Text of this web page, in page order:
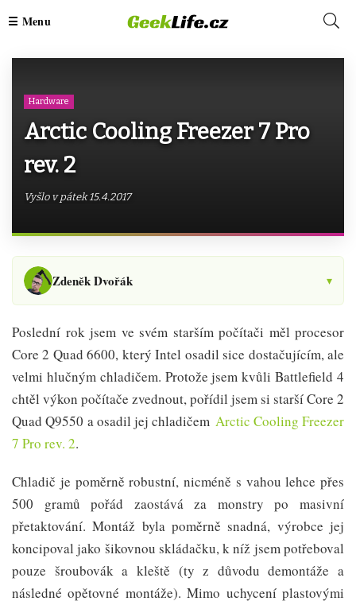
Hardware
Arctic Cooling Freezer 7 Pro
rev. 2
Vyšlo v pátek 15.4.2017
Zdeněk Dvořák ▾
Poslední rok jsem ve svém starším počítači měl procesor
Core 2 Quad 6600, který Intel osadil sice dostačujícím, ale
velmi hlučným chladičem. Protože jsem kvůli Battlefield 4
chtěl výkon počítače zvednout, pořídil jsem si starší Core 2
Quad Q9550 a osadil jej chladičem Arctic Cooling Freezer
7 Pro rev. 2.
Chladič je poměrně robustní, nicméně s vahou lehce přes
500 gramů pořád zaostává za monstry po masivní
přetaktování. Montáž byla poměrně snadná, výrobce jej
koncipoval jako šikovnou skládačku, k níž jsem potřeboval
pouze šroubovák a kleště (ty z důvodu demontáže a
následné opětovné montáže). Mimo uchycení plastovými